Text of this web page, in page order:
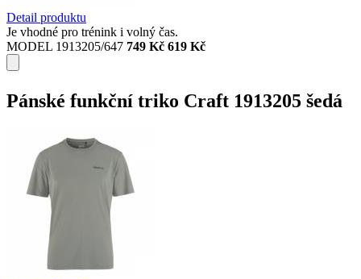
Detail produktu
Je vhodné pro trénink i volný čas.
MODEL 1913205/647 749 Kč 619 Kč
Pánské funkční triko Craft 1913205 šedá